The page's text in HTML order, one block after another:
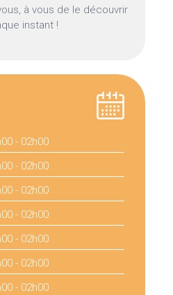
à vous de le découvrir
instant !
- 02h00
- 02h00
- 02h00
- 02h00
- 02h00
- 02h00
- 02h00